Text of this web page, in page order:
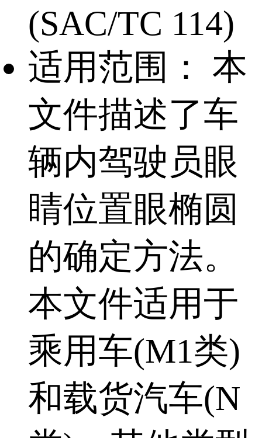
(SAC/TC 114)
适用范围：
本
文件描述了车
辆内驾驶员眼
睛位置眼椭圆
的确定方法。
本文件适用于
乘用车(M1类)
和载货汽车(N